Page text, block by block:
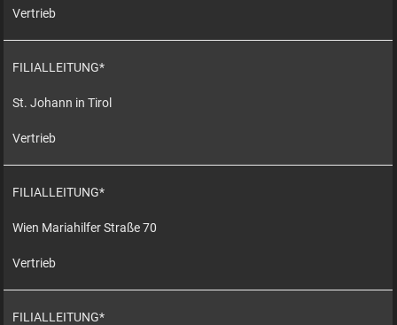
Vertrieb
FILIALLEITUNG*
St. Johann in Tirol
Vertrieb
FILIALLEITUNG*
Wien Mariahilfer Straße 70
Vertrieb
FILIALLEITUNG*